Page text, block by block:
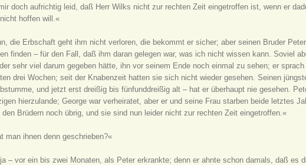
doch aufrichtig leid, daß Herr Wilks nicht zur rechten Zeit eingetroffen ist, wenn er
hoffen will.«
die Erbschaft geht ihm nicht verloren, die bekommt er sicher; aber seinen Bruder
finden – für den Fall, daß ihm daran gelegen war, was ich nicht wissen kann. Soviel
sehr viel darum gegeben hätte, ihn vor seinem Ende noch einmal zu sehen; er
drei Wochen; seit der Knabenzeit hatten sie sich nicht wieder gesehen. Seinen
und jetzt erst dreißig bis fünfunddreißig alt – hat er überhaupt nie gesehen.
hierzulande; George war verheiratet, aber er und seine Frau starben beide letztes
den Brüdern noch übrig, und sie sind nun leider nicht zur rechten Zeit eingetroffen.«
man ihnen denn geschrieben?«
– vor ein bis zwei Monaten, als Peter erkrankte; denn er ahnte schon damals, daß es